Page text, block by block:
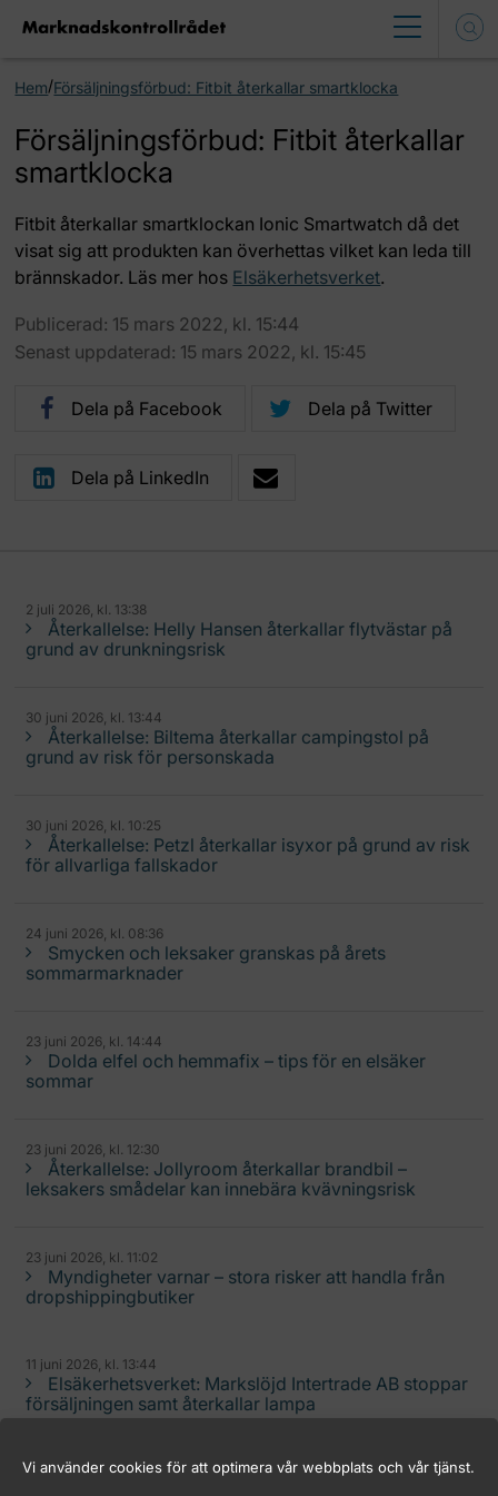
Vi använder cookies för att optimera vår webbplats och vår tjänst.
Hem/Försäljningsförbud: Fitbit återkallar smartklocka
Försäljningsförbud: Fitbit återkallar
smartklocka
Fitbit återkallar smartklockan Ionic Smartwatch då det
visat sig att produkten kan överhettas vilket kan leda till
brännskador. Läs mer hos Elsäkerhetsverket.
Publicerad: 15 mars 2022, kl. 15:44
Senast uppdaterad: 15 mars 2022, kl. 15:45
Dela på Facebook Dela på Twitter
Dela på LinkedIn
2 juli 2026, kl. 13:38
Återkallelse: Helly Hansen återkallar flytvästar på
grund av drunkningsrisk
30 juni 2026, kl. 13:44
Återkallelse: Biltema återkallar campingstol på
grund av risk för personskada
30 juni 2026, kl. 10:25
Återkallelse: Petzl återkallar isyxor på grund av risk
för allvarliga fallskador
24 juni 2026, kl. 08:36
Smycken och leksaker granskas på årets
sommarmarknader
23 juni 2026, kl. 14:44
Dolda elfel och hemmafix – tips för en elsäker
sommar
23 juni 2026, kl. 12:30
Återkallelse: Jollyroom återkallar brandbil –
leksakers smådelar kan innebära kvävningsrisk
23 juni 2026, kl. 11:02
Myndigheter varnar – stora risker att handla från
dropshippingbutiker
11 juni 2026, kl. 13:44
Elsäkerhetsverket: Markslöjd Intertrade AB stoppar
försäljningen samt återkallar lampa